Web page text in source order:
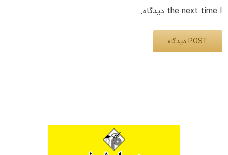
the next time I دیدگاه.